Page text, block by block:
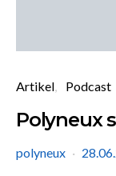
Artikel Podcast
Polyneux
polyneux